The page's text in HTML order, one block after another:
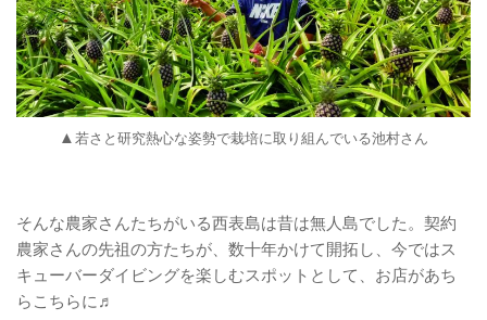
▲ 若さと研究熱心な姿勢で栽培に取り組んでいる池村さん
そんな農家さんたちがいる西表島は昔は無人島でした。契約
農家さんの先祖の方たちが、数十年かけて開拓し、今ではス
キューバーダイビングを楽しむスポットとして、お店があち
らこちらに♬